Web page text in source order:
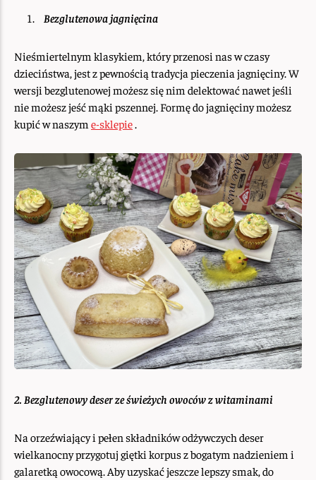
Bezglutenowa jagnięcina
Nieśmiertelnym klasykiem, który przenosi nas w czasy
dzieciństwa, jest z pewnością tradycja pieczenia jagnięciny. W
wersji bezglutenowej możesz się nim delektować nawet jeśli
nie możesz jeść mąki pszennej. Formę do jagnięciny możesz
kupić w naszym e-sklepie.
2. Bezglutenowy deser ze świeżych owoców z witaminami
Na orzeźwiający i pełen składników odżywczych deser
wielkanocny przygotuj giętki korpus z bogatym nadzieniem i
galaretką owocową. Aby uzyskać jeszcze lepszy smak, do